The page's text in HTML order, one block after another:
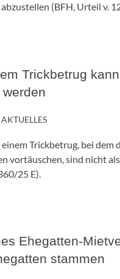
(BFH, Urteil v.
Trickbetrug
AKTUELLES
Trickbetrug, bei
vortäuschen, sind nicht
25 E).
Ehegatten-
stammen